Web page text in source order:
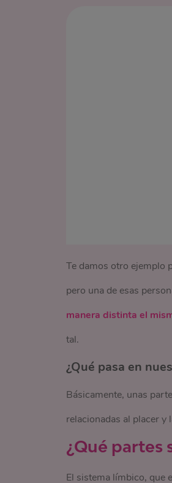
Te damos otro ejemplo
pero una de esas
manera distinta el
tal.
¿Qué pasa en
Básicamente, unas
relacionadas al placer
¿Qué partes
El sistema límbico, que